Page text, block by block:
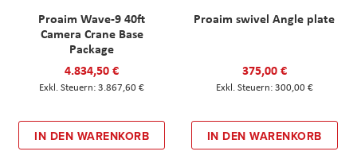
Proaim Wave-9 40ft
Camera Crane Base
Package
4.834,50 €
3.867,60 €
IN DEN WARENKORB
Proaim swivel Angle plate
375,00 €
300,00 €
IN DEN WARENKORB